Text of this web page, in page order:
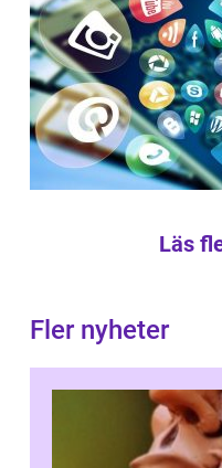
Läs
Fler nyheter